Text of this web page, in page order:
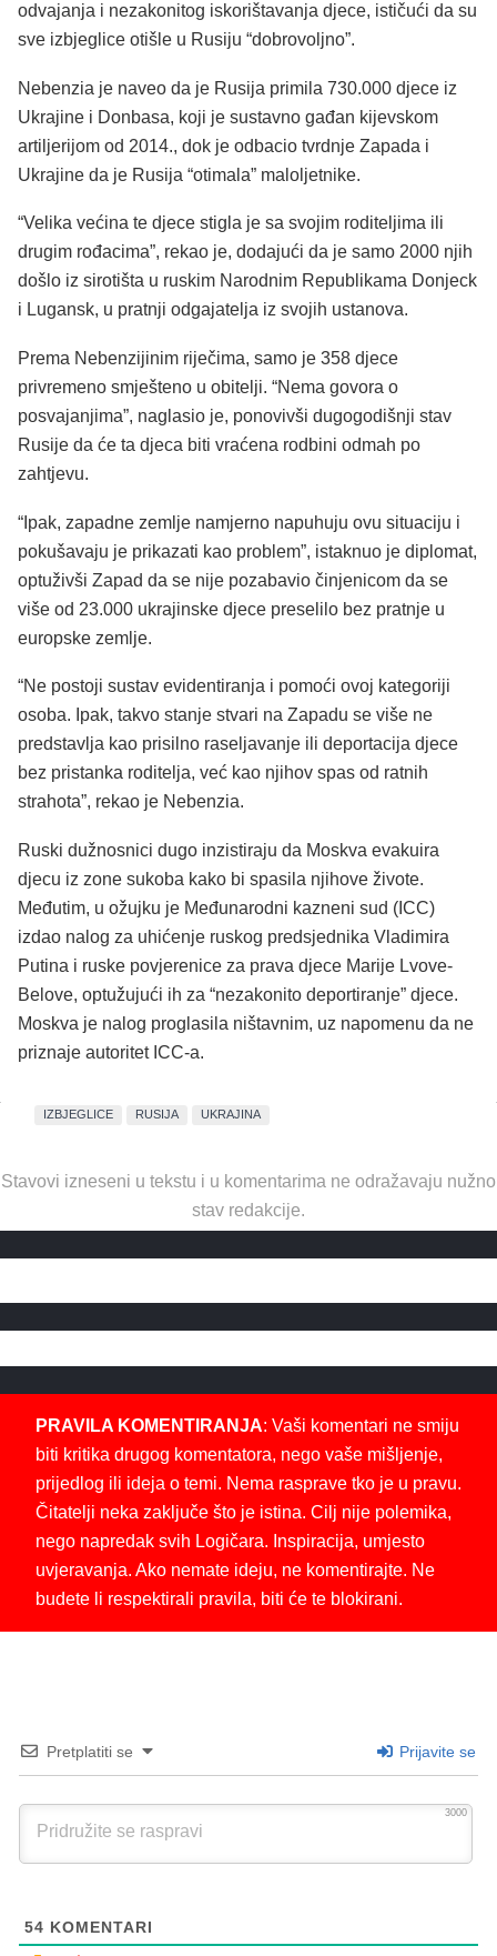
odvajanja i nezakonitog iskorištavanja djece, ističući da su
sve izbjeglice otišle u Rusiju “dobrovoljno”.
Nebenzia je naveo da je Rusija primila 730.000 djece iz
Ukrajine i Donbasa, koji je sustavno gađan kijevskom
artiljerijom od 2014., dok je odbacio tvrdnje Zapada i
Ukrajine da je Rusija “otimala” maloljetnike.
“Velika većina te djece stigla je sa svojim roditeljima ili
drugim rođacima”, rekao je, dodajući da je samo 2000 njih
došlo iz sirotišta u ruskim Narodnim Republikama Donjeck
i Lugansk, u pratnji odgajatelja iz svojih ustanova.
Prema Nebenzijinim riječima, samo je 358 djece
privremeno smješteno u obitelji. “Nema govora o
posvajanjima”, naglasio je, ponovivši dugogodišnji stav
Rusije da će ta djeca biti vraćena rodbini odmah po
zahtjevu.
“Ipak, zapadne zemlje namjerno napuhuju ovu situaciju i
pokušavaju je prikazati kao problem”, istaknuo je diplomat,
optuživši Zapad da se nije pozabavio činjenicom da se
više od 23.000 ukrajinske djece preselilo bez pratnje u
europske zemlje.
“Ne postoji sustav evidentiranja i pomoći ovoj kategoriji
osoba. Ipak, takvo stanje stvari na Zapadu se više ne
predstavlja kao prisilno raseljavanje ili deportacija djece
bez pristanka roditelja, već kao njihov spas od ratnih
strahota”, rekao je Nebenzia.
Ruski dužnosnici dugo inzistiraju da Moskva evakuira
djecu iz zone sukoba kako bi spasila njihove živote.
Međutim, u ožujku je Međunarodni kazneni sud (ICC)
izdao nalog za uhićenje ruskog predsjednika Vladimira
Putina i ruske povjerenice za prava djece Marije Lvove-
Belove, optužujući ih za “nezakonito deportiranje” djece.
Moskva je nalog proglasila ništavnim, uz napomenu da ne
priznaje autoritet ICC-a.
IZBJEGLICE RUSIJA UKRAJINA
Stavovi izneseni u tekstu i u komentarima ne odražavaju nužno
stav redakcije.
PRAVILA KOMENTIRANJA: Vaši komentari ne smiju
biti kritika drugog komentatora, nego vaše mišljenje,
prijedlog ili ideja o temi. Nema rasprave tko je u pravu.
Čitatelji neka zaključe što je istina. Cilj nije polemika,
nego napredak svih Logičara. Inspiracija, umjesto
uvjeravanja. Ako nemate ideju, ne komentirajte. Ne
budete li respektirali pravila, biti će te blokirani.
Pretplatiti se Prijavite se
3000
54 KOMENTARI